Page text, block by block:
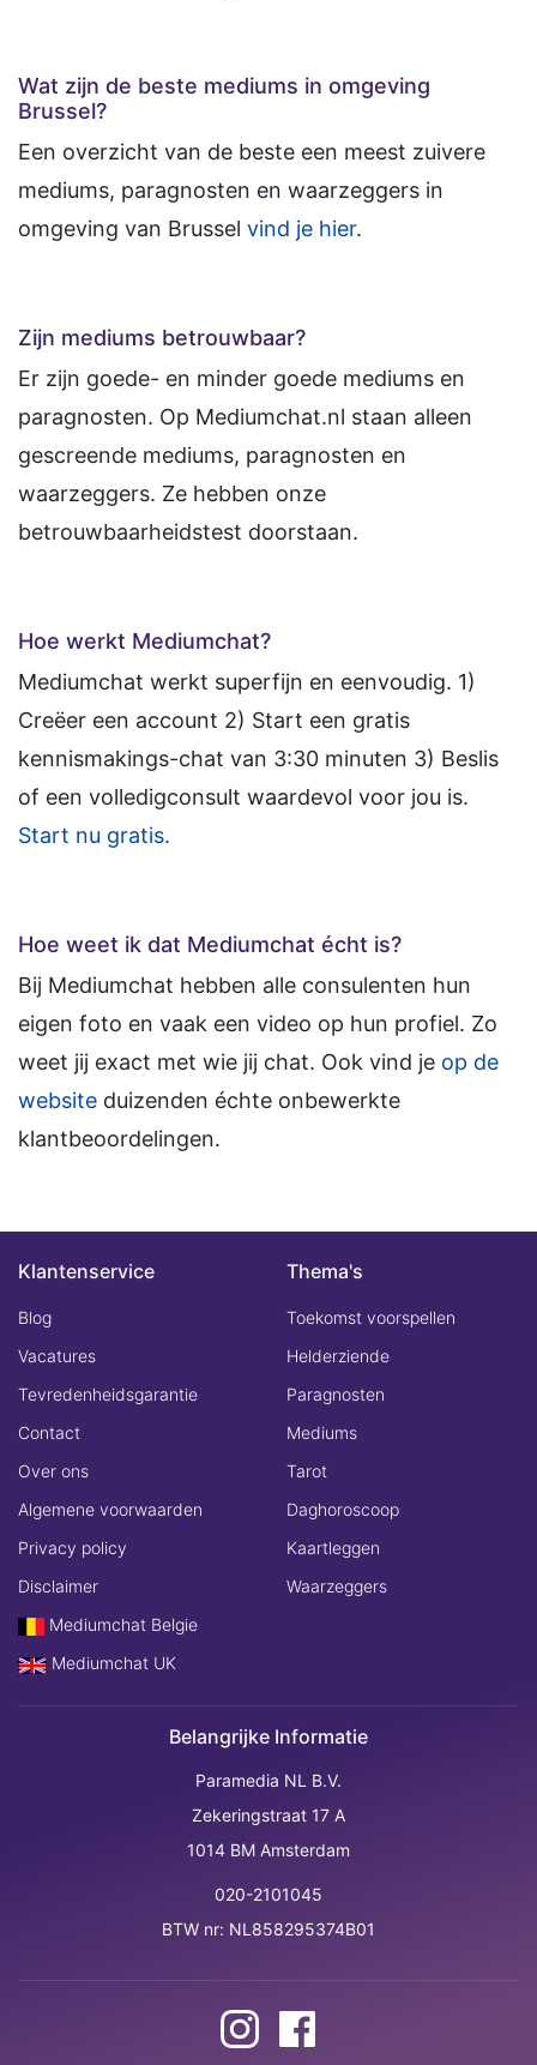
Wat zijn de beste mediums in omgeving
Brussel?
Een overzicht van de beste een meest zuivere
mediums, paragnosten en waarzeggers in
omgeving van Brussel vind je hier.
Zijn mediums betrouwbaar?
Er zijn goede- en minder goede mediums en
paragnosten. Op Mediumchat.nl staan alleen
gescreende mediums, paragnosten en
waarzeggers. Ze hebben onze
betrouwbaarheidstest doorstaan.
Hoe werkt Mediumchat?
Mediumchat werkt superfijn en eenvoudig. 1)
Creëer een account 2) Start een gratis
kennismakings-chat van 3:30 minuten 3) Beslis
of een volledigconsult waardevol voor jou is.
Start nu gratis.
Hoe weet ik dat Mediumchat écht is?
Bij Mediumchat hebben alle consulenten hun
eigen foto en vaak een video op hun profiel. Zo
weet jij exact met wie jij chat. Ook vind je op de
website duizenden échte onbewerkte
klantbeoordelingen.
Klantenservice
Blog
Vacatures
Tevredenheidsgarantie
Contact
Over ons
Algemene voorwaarden
Privacy policy
Disclaimer
Mediumchat Belgie
Mediumchat UK
Thema's
Toekomst voorspellen
Helderziende
Paragnosten
Mediums
Tarot
Daghoroscoop
Kaartleggen
Waarzeggers
Belangrijke Informatie
Paramedia NL B.V.
Zekeringstraat 17 A
1014 BM Amsterdam
020-2101045
BTW nr: NL858295374B01